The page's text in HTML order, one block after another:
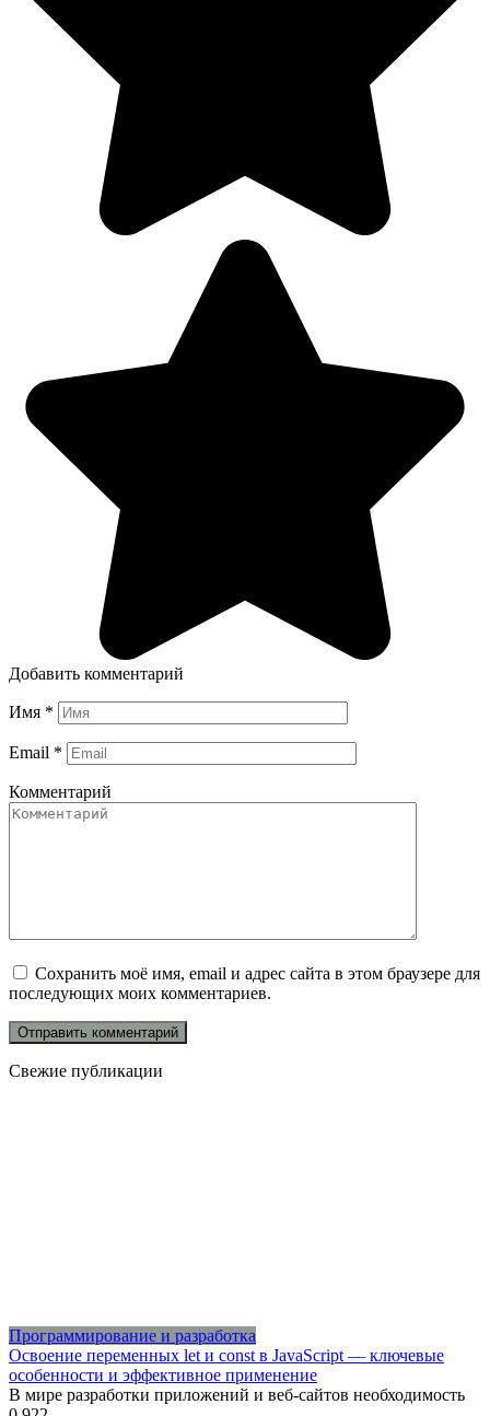
Добавить комментарий
Имя *
Email *
Комментарий
Сохранить моё имя, email и адрес сайта в этом браузере для
последующих моих комментариев.
Свежие публикации
Программирование и разработка
Освоение переменных let и const в JavaScript — ключевые
особенности и эффективное применение
В мире разработки приложений и веб-сайтов необходимость